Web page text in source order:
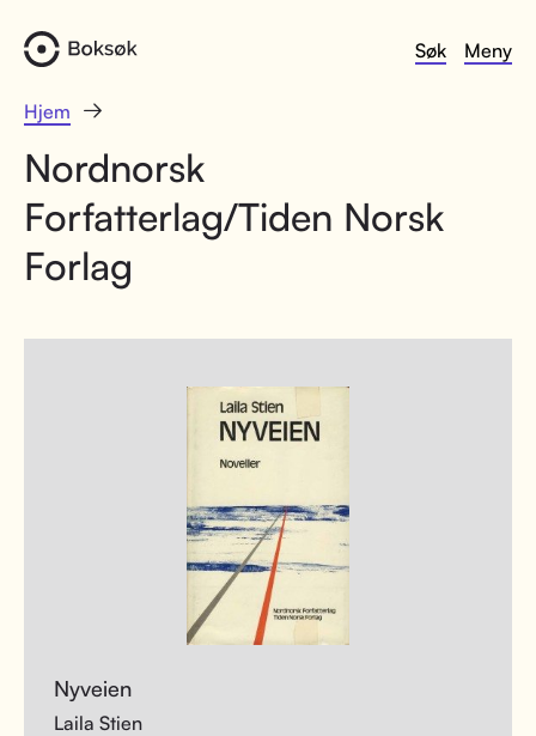
Søk Meny
Hjem
Nordnorsk
Forfatterlag/Tiden Norsk
Forlag
Nyveien
Laila Stien